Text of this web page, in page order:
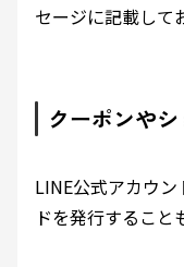
セージに記載して
クーポンや
LINE公式アカウ
ドを発行すること